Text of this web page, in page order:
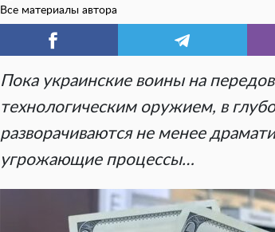
Все материалы автора
Пока украинские воины на
технологическим оружием, в
разворачиваются не менее
угрожающие процессы…